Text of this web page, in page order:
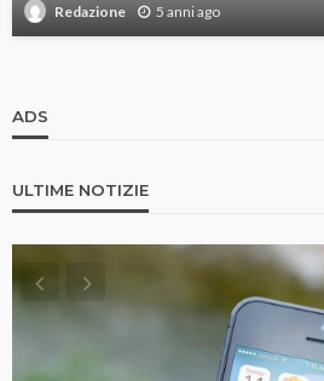
Redazione 5 anni ago
ADS
ULTIME NOTIZIE